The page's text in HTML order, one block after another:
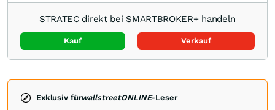
STRATEC direkt bei SMARTBROKER+ handeln
Kauf Verkauf
Exklusiv fürwallstreetONLINE-Leser